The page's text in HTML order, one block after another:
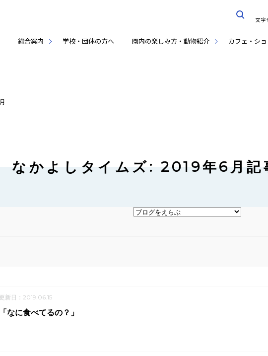
総合案内 学校・団体の方へ 園内の楽しみ方・動物紹介 カフェ・シ
文字
なかよしタイムズ: 2019年6月記
更新日：2019.06.15
「なに食べてるの？」